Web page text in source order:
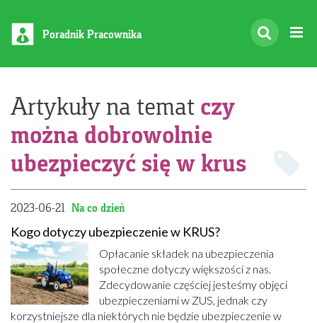
Poradnik Pracownika
Artykuły na temat czy
można dobrowolnie
ubezpieczyć się w krus
2023-06-21 Na co dzień
Kogo dotyczy ubezpieczenie w KRUS?
Opłacanie składek na ubezpieczenia
społeczne dotyczy większości z nas.
Zdecydowanie częściej jesteśmy objęci
ubezpieczeniami w ZUS, jednak czy
korzystniejsze dla niektórych nie będzie ubezpieczenie w